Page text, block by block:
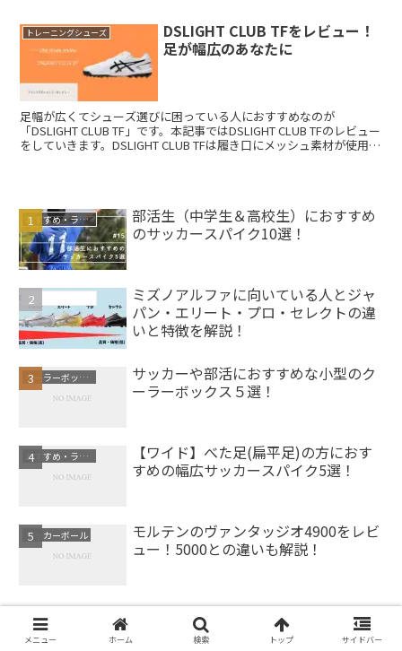
トレーニングシューズ
DSLIGHT CLUB TFをレビュー！
足が幅広のあなたに
足幅が広くてシューズ選びに困っている人におすすめなのが
「DSLIGHT CLUB TF」です。本記事ではDSLIGHT CLUB TFのレビュー
をしていきます。DSLIGHT CLUB TFは履き口にメッシュ素材が使用さ
おすすめ・ランキング
部活生（中学生＆高校生）におすすめ
のサッカースパイク10選！
ミズノアルファに向いている人とジャ
パン・エリート・プロ・セレクトの違
いと特徴を解説！
クーラーボックス
サッカーや部活におすすめな小型のク
ーラーボックス５選！
おすすめ・ランキング
【ワイド】べた足(扁平足)の方におす
すめの幅広サッカースパイク5選！
サッカーボール
モルテンのヴァンタッジオ4900をレビ
ュー！5000との違いも解説！
メニュー ホーム 検索 トップ サイドバー